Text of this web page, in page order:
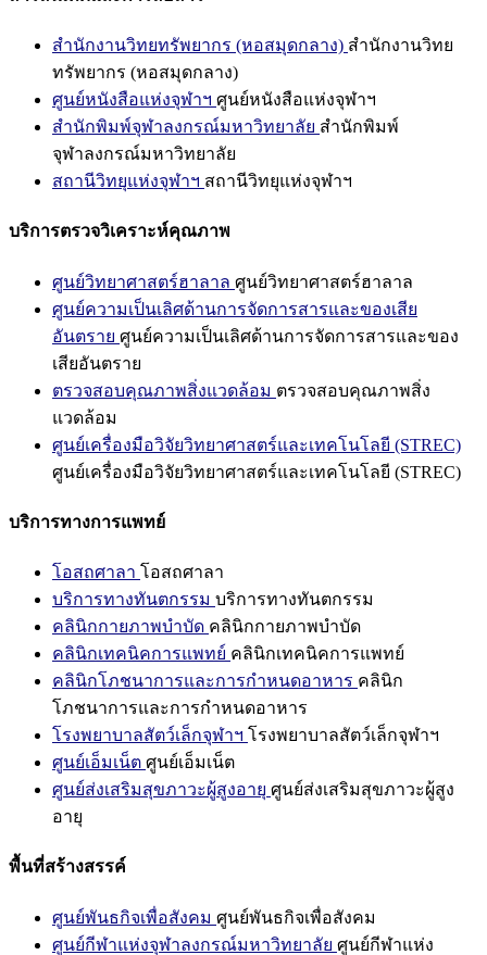
สำนักงานวิทยทรัพยากร (หอสมุดกลาง) สำนักงานวิทย
ทรัพยากร (หอสมุดกลาง)
ศูนย์หนังสือแห่งจุฬาฯ ศูนย์หนังสือแห่งจุฬาฯ
สำนักพิมพ์จุฬาลงกรณ์มหาวิทยาลัย สำนักพิมพ์
จุฬาลงกรณ์มหาวิทยาลัย
สถานีวิทยุแห่งจุฬาฯ สถานีวิทยุแห่งจุฬาฯ
บริการตรวจวิเคราะห์คุณภาพ
ศูนย์วิทยาศาสตร์ฮาลาล ศูนย์วิทยาศาสตร์ฮาลาล
ศูนย์ความเป็นเลิศด้านการจัดการสารและของเสีย
อันตราย ศูนย์ความเป็นเลิศด้านการจัดการสารและของ
เสียอันตราย
ตรวจสอบคุณภาพสิ่งแวดล้อม ตรวจสอบคุณภาพสิ่ง
แวดล้อม
ศูนย์เครื่องมือวิจัยวิทยาศาสตร์และเทคโนโลยี (STREC)
ศูนย์เครื่องมือวิจัยวิทยาศาสตร์และเทคโนโลยี (STREC)
บริการทางการแพทย์
โอสถศาลา โอสถศาลา
บริการทางทันตกรรม บริการทางทันตกรรม
คลินิกกายภาพบำบัด คลินิกกายภาพบำบัด
คลินิกเทคนิคการแพทย์ คลินิกเทคนิคการแพทย์
คลินิกโภชนาการและการกำหนดอาหาร คลินิก
โภชนาการและการกำหนดอาหาร
โรงพยาบาลสัตว์เล็กจุฬาฯ โรงพยาบาลสัตว์เล็กจุฬาฯ
ศูนย์เอ็มเน็ต ศูนย์เอ็มเน็ต
ศูนย์ส่งเสริมสุขภาวะผู้สูงอายุ ศูนย์ส่งเสริมสุขภาวะผู้สูง
อายุ
พื้นที่สร้างสรรค์
ศูนย์พันธกิจเพื่อสังคม ศูนย์พันธกิจเพื่อสังคม
ศูนย์กีฬาแห่งจุฬาลงกรณ์มหาวิทยาลัย ศูนย์กีฬาแห่ง